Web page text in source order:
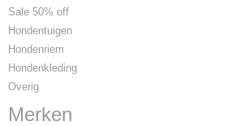
Sale 50% off
Hondentuigen
Hondenriem
Hondenkleding
Overig
Merken